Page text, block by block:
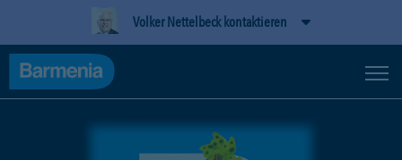
Volker Nettelbeck kontaktieren